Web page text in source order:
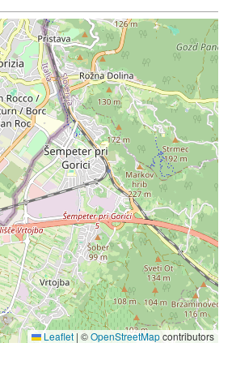
Leaflet | ©OpenStreetMapcontributors